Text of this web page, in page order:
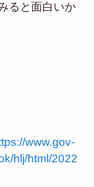
ると面白いか
www.gov-
hlj/html/2022